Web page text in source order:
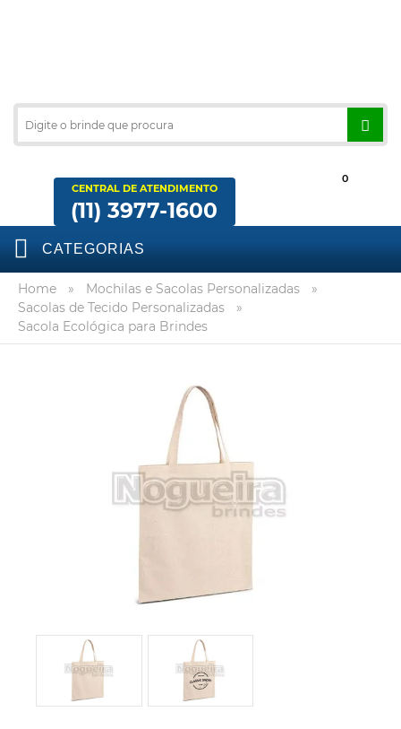
CENTRAL DE ATENDIMENTO
(11) 3977-1600
0
CATEGORIAS
Home » Mochilas e Sacolas Personalizadas
»
Sacolas de Tecido Personalizadas
»
Sacola Ecológica para Brindes